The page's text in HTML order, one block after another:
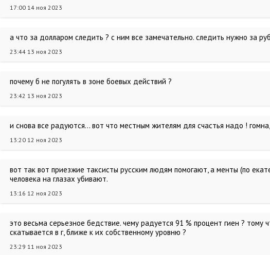
17:00 14 ноя 2023
а что за долларом следить ? с ним все замечательно. следить нужно за
23:44 13 ноя 2023
почему б не погулять в зоне боевых действий ?
23:42 13 ноя 2023
и снова все радуются... вот что местным жителям для счастья надо !
13:20 12 ноя 2023
вот так вот приезжие таксисты русским людям помогают, а менты (по
человека на глазах убивают.
13:16 12 ноя 2023
это весьма серьезное бедствие. чему радуется 91 % процент гиен ?
скатывается в г, ближе к их собственному уровню ?
23:29 11 ноя 2023